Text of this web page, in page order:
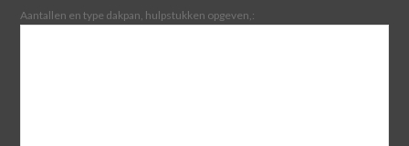
Aantallen en type dakpan, hulpstukken opgeven,: